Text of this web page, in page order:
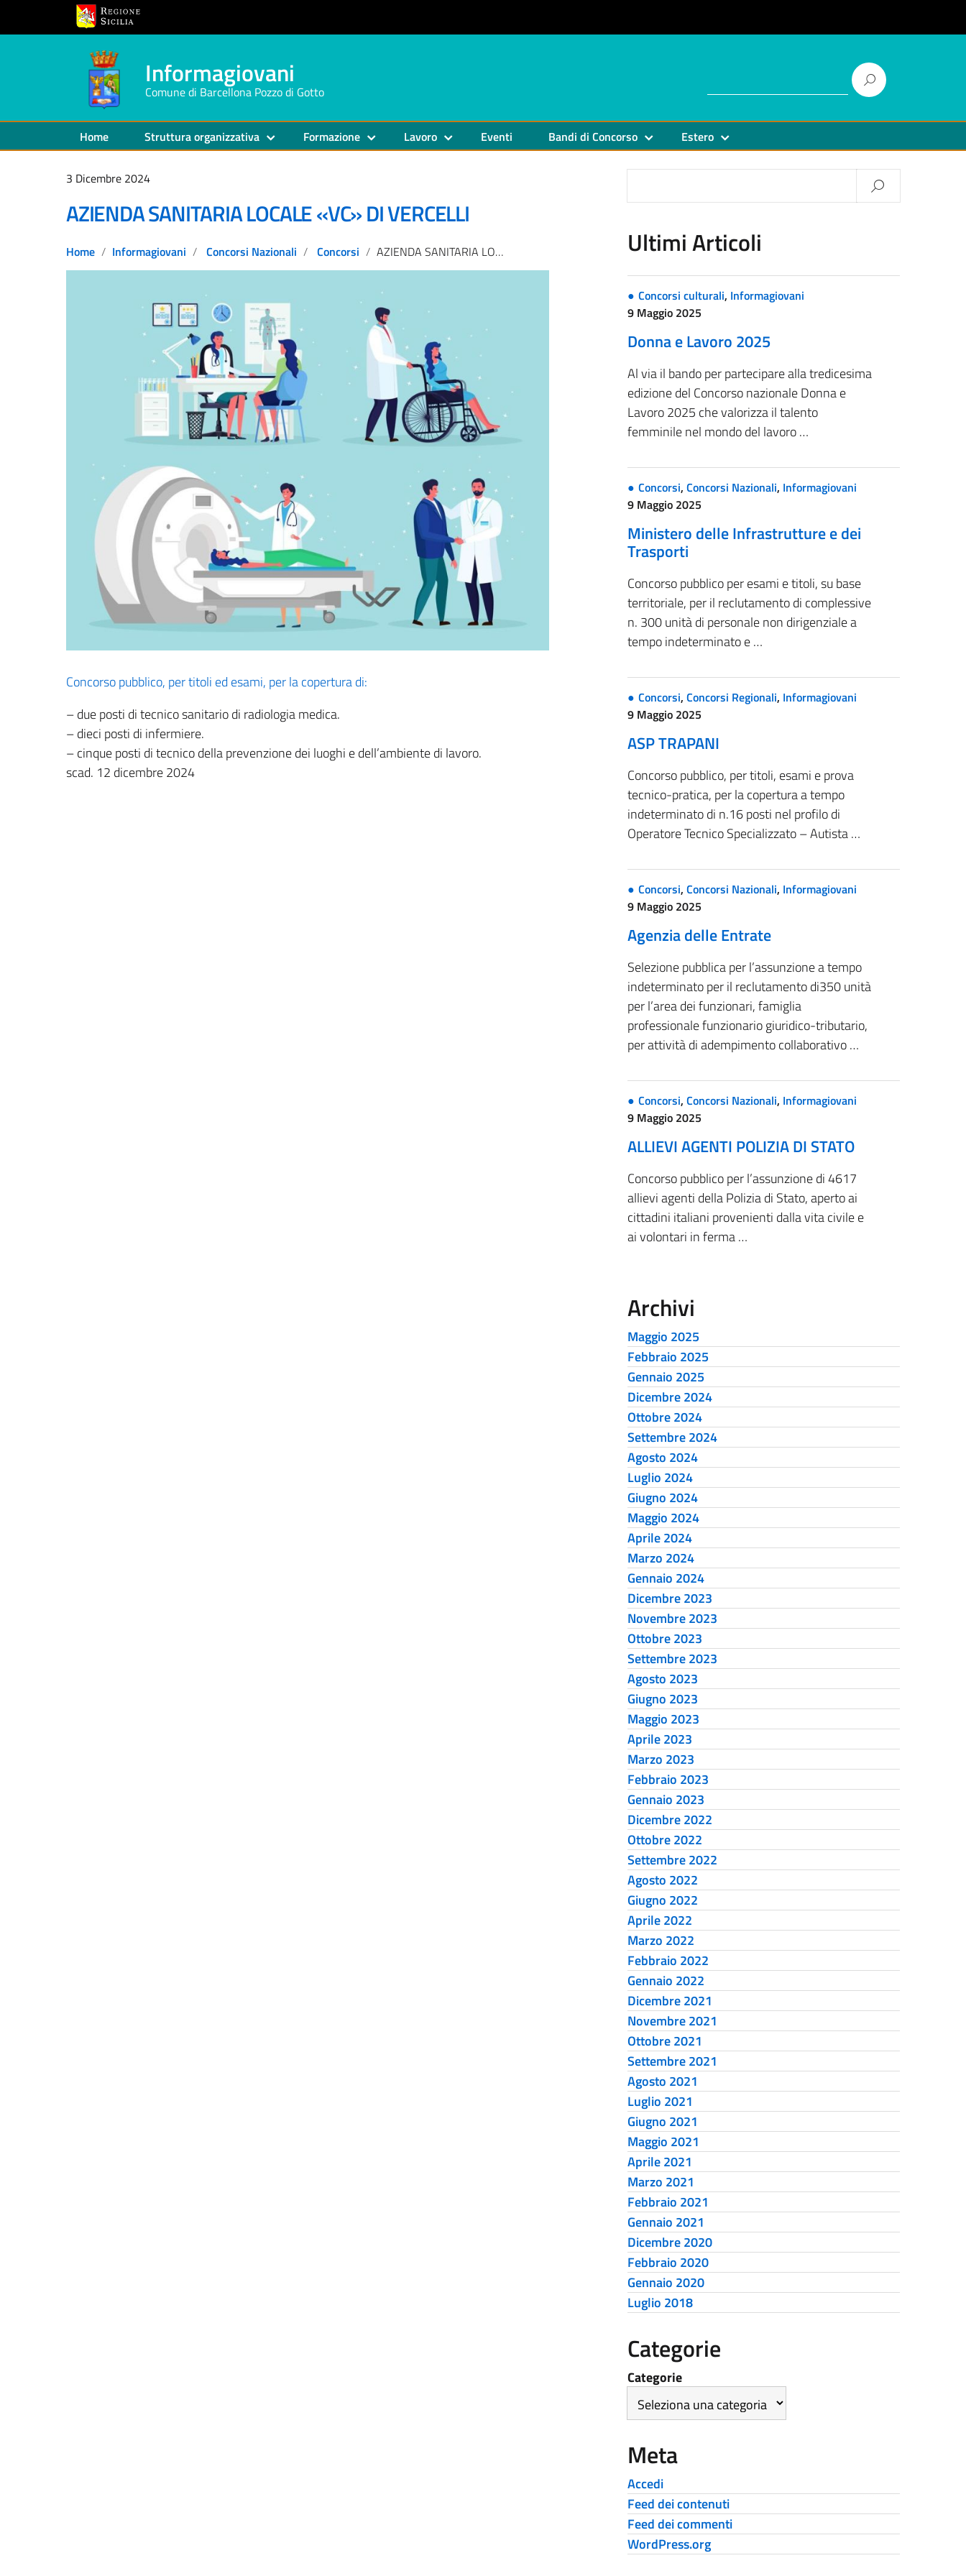
Informagiovani
Comune di Barcellona Pozzo di Gotto
Home Struttura organizzativa Formazione Lavoro Eventi Bandi di Concorso Estero
3 Dicembre 2024
AZIENDA SANITARIA LOCALE «VC» DI VERCELLI
Home Informagiovani Concorsi Nazionali Concorsi AZIENDA SANITARIA LOCALE «VC» DI VERCELLI
Concorso pubblico, per titoli ed esami, per la copertura di:
– due posti di tecnico sanitario di radiologia medica.
– dieci posti di infermiere.
– cinque posti di tecnico della prevenzione dei luoghi e dell’ambiente di lavoro.
scad. 12 dicembre 2024
Ultimi Articoli
Concorsi culturali, Informagiovani
9 Maggio 2025
Donna e Lavoro 2025
Al via il bando per partecipare alla tredicesima
edizione del Concorso nazionale Donna e
Lavoro 2025 che valorizza il talento
femminile nel mondo del lavoro …
Concorsi,Concorsi Nazionali, Informagiovani
9 Maggio 2025
Ministero delle Infrastrutture e dei
Trasporti
Concorso pubblico per esami e titoli, su base
territoriale, per il reclutamento di complessive
n. 300 unità di personale non dirigenziale a
tempo indeterminato e …
Concorsi,Concorsi Regionali, Informagiovani
9 Maggio 2025
ASP TRAPANI
Concorso pubblico, per titoli, esami e prova
tecnico-pratica, per la copertura a tempo
indeterminato di n.16 posti nel profilo di
Operatore Tecnico Specializzato – Autista …
Concorsi,Concorsi Nazionali, Informagiovani
9 Maggio 2025
Agenzia delle Entrate
Selezione pubblica per l’assunzione a tempo
indeterminato per il reclutamento di350 unità
per l’area dei funzionari, famiglia
professionale funzionario giuridico-tributario,
per attività di adempimento collaborativo …
Concorsi,Concorsi Nazionali, Informagiovani
9 Maggio 2025
ALLIEVI AGENTI POLIZIA DI STATO
Concorso pubblico per l’assunzione di 4617
allievi agenti della Polizia di Stato, aperto ai
cittadini italiani provenienti dalla vita civile e
ai volontari in ferma …
Archivi
Maggio 2025
Febbraio 2025
Gennaio 2025
Dicembre 2024
Ottobre 2024
Settembre 2024
Agosto 2024
Luglio 2024
Giugno 2024
Maggio 2024
Aprile 2024
Marzo 2024
Gennaio 2024
Dicembre 2023
Novembre 2023
Ottobre 2023
Settembre 2023
Agosto 2023
Giugno 2023
Maggio 2023
Aprile 2023
Marzo 2023
Febbraio 2023
Gennaio 2023
Dicembre 2022
Ottobre 2022
Settembre 2022
Agosto 2022
Giugno 2022
Aprile 2022
Marzo 2022
Febbraio 2022
Gennaio 2022
Dicembre 2021
Novembre 2021
Ottobre 2021
Settembre 2021
Agosto 2021
Luglio 2021
Giugno 2021
Maggio 2021
Aprile 2021
Marzo 2021
Febbraio 2021
Gennaio 2021
Dicembre 2020
Febbraio 2020
Gennaio 2020
Luglio 2018
Categorie
Categorie
Meta
Accedi
Feed dei contenuti
Feed dei commenti
WordPress.org